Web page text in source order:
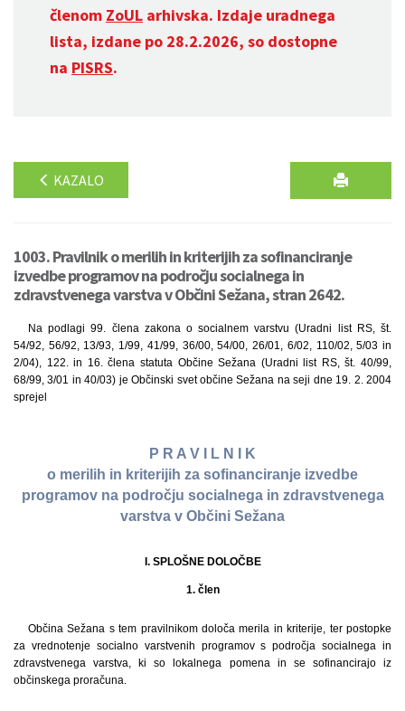
členom ZoUL arhivska. Izdaje uradnega
lista, izdane po 28.2.2026, so dostopne
na PISRS.
KAZALO
1003. Pravilnik o merilih in kriterijih za sofinanciranje
izvedbe programov na področju socialnega in
zdravstvenega varstva v Občini Sežana, stran 2642.
Na podlagi 99. člena zakona o socialnem varstvu (Uradni list RS, št.
54/92, 56/92, 13/93, 1/99, 41/99, 36/00, 54/00, 26/01, 6/02, 110/02, 5/03 in
2/04), 122. in 16. člena statuta Občine Sežana (Uradni list RS, št. 40/99,
68/99, 3/01 in 40/03) je Občinski svet občine Sežana na seji dne 19. 2. 2004
sprejel
P R A V I L N I K
o merilih in kriterijih za sofinanciranje izvedbe
programov na področju socialnega in zdravstvenega
varstva v Občini Sežana
I. SPLOŠNE DOLOČBE
1. člen
Občina Sežana s tem pravilnikom določa merila in kriterije, ter postopke
za vrednotenje socialno varstvenih programov s področja socialnega in
zdravstvenega varstva, ki so lokalnega pomena in se sofinancirajo iz
občinskega proračuna.